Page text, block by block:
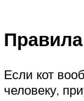
Если кот
человеку,